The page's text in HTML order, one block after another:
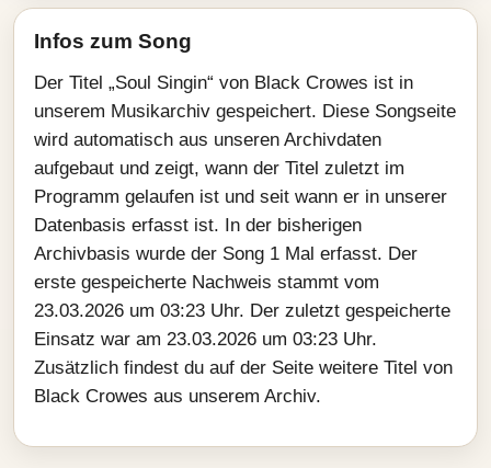
Infos zum Song
Der Titel „Soul Singin“ von Black Crowes ist in
unserem Musikarchiv gespeichert. Diese Songseite
wird automatisch aus unseren Archivdaten
aufgebaut und zeigt, wann der Titel zuletzt im
Programm gelaufen ist und seit wann er in unserer
Datenbasis erfasst ist. In der bisherigen
Archivbasis wurde der Song 1 Mal erfasst. Der
erste gespeicherte Nachweis stammt vom
23.03.2026 um 03:23 Uhr. Der zuletzt gespeicherte
Einsatz war am 23.03.2026 um 03:23 Uhr.
Zusätzlich findest du auf der Seite weitere Titel von
Black Crowes aus unserem Archiv.